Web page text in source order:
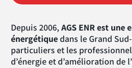
Depuis 2006, AGS ENR est
énergétiquedans le Grand
particuliers et les
d’énergie et d’amélioration de